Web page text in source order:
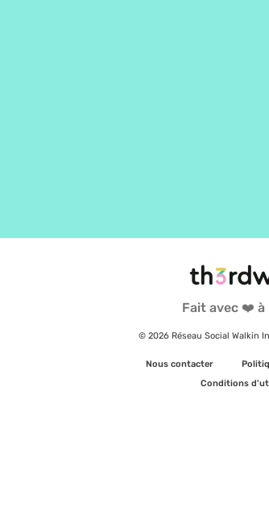
Fait avec ❤️ à
© 2026 Réseau Social Walkin
Nous contacter
Conditions